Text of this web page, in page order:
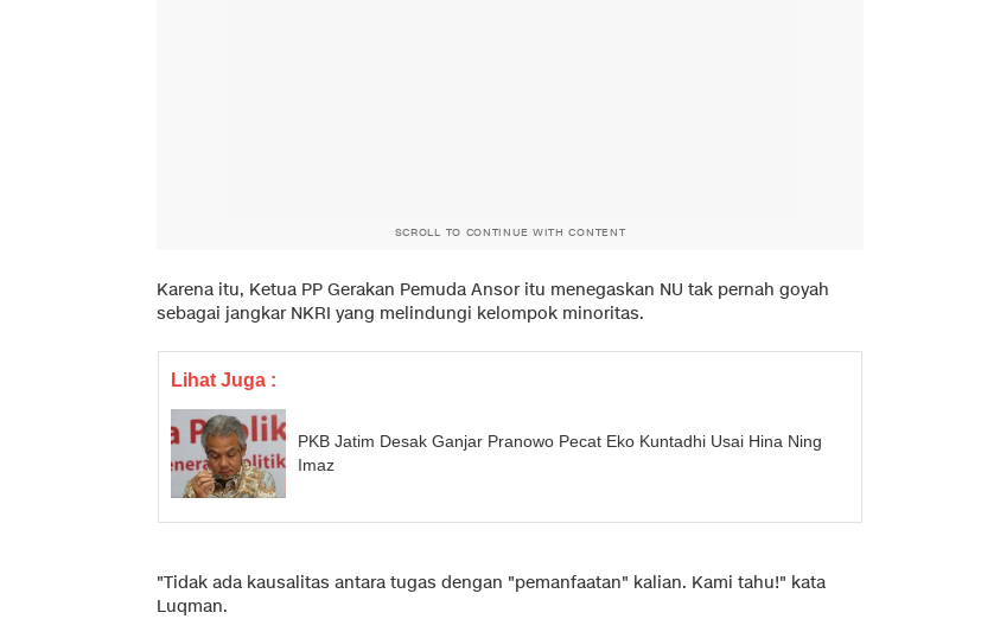
SCROLL TO CONTINUE WITH CONTENT
Karena itu, Ketua PP Gerakan Pemuda Ansor itu menegaskan NU tak pernah goyah
sebagai jangkar NKRI yang melindungi kelompok minoritas.
Lihat Juga :
PKB Jatim Desak Ganjar Pranowo Pecat Eko Kuntadhi Usai Hina Ning
Imaz
"Tidak ada kausalitas antara tugas dengan "pemanfaatan" kalian. Kami tahu!" kata
Luqman.